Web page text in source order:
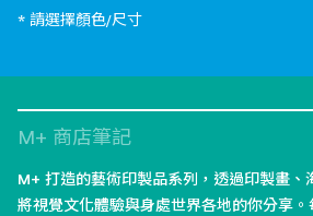
* 請選擇顏色/尺寸
M+ 商店筆記
M+ 打造的藝術印製品系列，透過印製畫、
將視覺文化體驗與身處世界各地的你分享